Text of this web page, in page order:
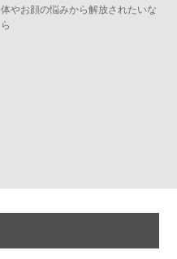
体やお顔の悩みから解放されたいな
ら